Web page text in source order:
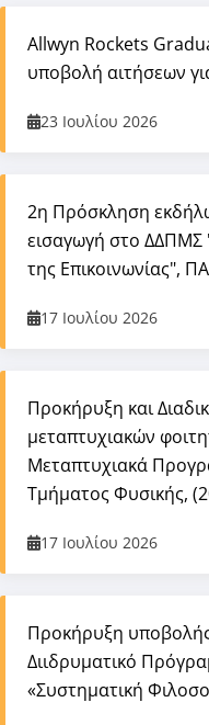
Allwyn Rockets
υποβολή αιτήσεων
23 Ιουλίου 2026
2η Πρόσκληση
εισαγωγή στο ΔΔΠΜΣ
της Επικοινωνίας",
17 Ιουλίου 2026
Προκήρυξη και
μεταπτυχιακών
Μεταπτυχιακά
Τμήματος Φυσικής,
17 Ιουλίου 2026
Προκήρυξη
Διιδρυματικό
«Συστηματική